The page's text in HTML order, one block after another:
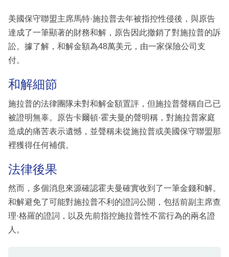
區
美國保守聯盟主席馬特·施拉普去年被指控性侵後，與原告
達成了一筆顯著的財務和解，原告因此撤銷了對施拉普的訴
訟。據了解，和解金額為48萬美元，由一家保險公司支
付。
和解細節
施拉普的法律團隊未對和解金額置評，但施拉普聲稱自己已
被證明無辜。原告卡爾頓·霍夫曼的聲明稱，對施拉普家庭
造成的痛苦表示遺憾，並聲稱未從施拉普或美國保守聯盟那
裡獲得任何補償。
法律後果
然而，多個消息來源確認霍夫曼確實收到了一筆金錢和解。
和解避免了可能對施拉普不利的證詞公開，包括前副主席查
理·格羅的證詞，以及先前指控施拉普性不當行為的兩名證
人。